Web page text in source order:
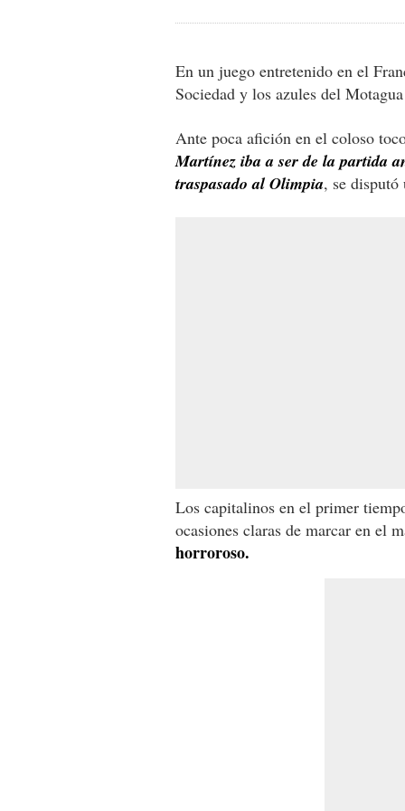
En un juego entretenido en el
Sociedad y los azules del
Ante poca afición en el coloso
Martínez iba a ser de la partida
traspasado al Olimpia, se
Los capitalinos en el primer
ocasiones claras de marcar en el
horroroso.